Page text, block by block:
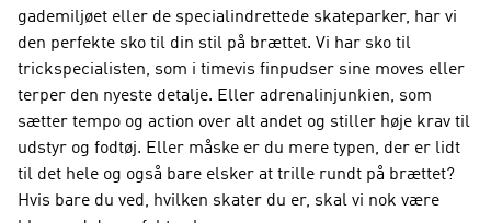
gademiljøet eller de specialindrettede skateparker, har vi
den perfekte sko til din stil på brættet. Vi har sko til
trickspecialisten, som i timevis finpudser sine moves eller
terper den nyeste detalje. Eller adrenalinjunkien, som
sætter tempo og action over alt andet og stiller høje krav til
udstyr og fodtøj. Eller måske er du mere typen, der er lidt
til det hele og også bare elsker at trille rundt på brættet?
Hvis bare du ved, hvilken skater du er, skal vi nok være